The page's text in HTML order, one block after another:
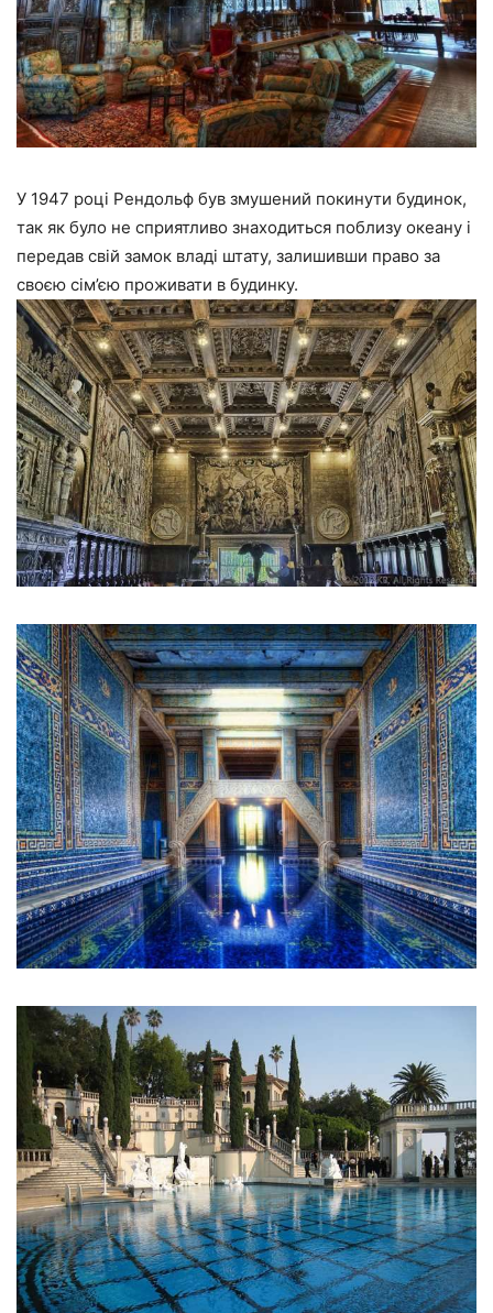
У 1947 році Рендольф був змушений покинути будинок,
так як було не сприятливо знаходиться поблизу океану і
передав свій замок владі штату, залишивши право за
своєю сім’єю проживати в будинку.